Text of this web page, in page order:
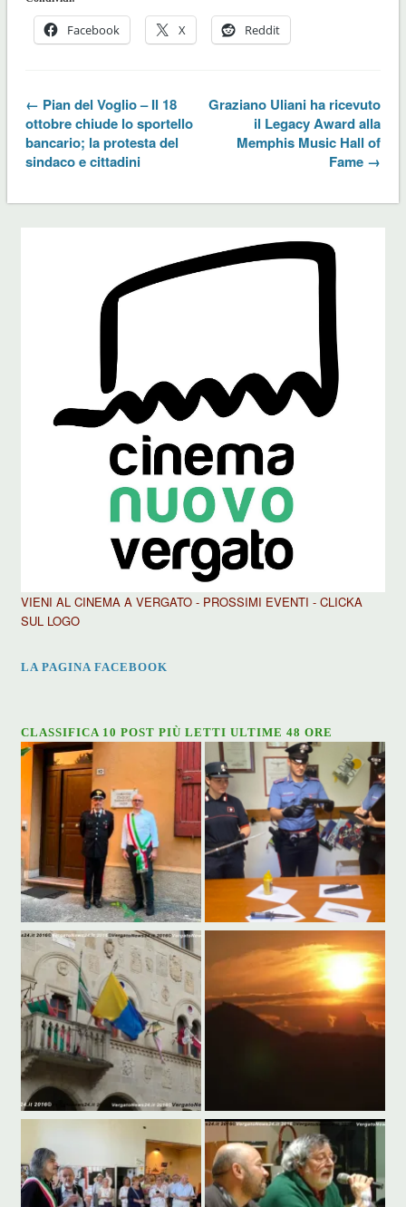
Facebook X Reddit
← Pian del Voglio – Il 18
ottobre chiude lo sportello
bancario; la protesta del
sindaco e cittadini
Graziano Uliani ha ricevuto
il Legacy Award alla
Memphis Music Hall of
Fame →
VIENI AL CINEMA A VERGATO - PROSSIMI EVENTI - CLICKA
SUL LOGO
LA PAGINA FACEBOOK
CLASSIFICA 10 POST PIÙ LETTI ULTIME 48 ORE